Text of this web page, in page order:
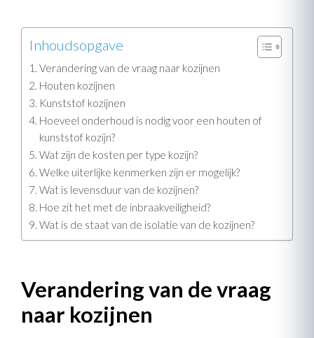
Inhoudsopgave
Verandering van de vraag naar kozijnen
Houten kozijnen
Kunststof kozijnen
Hoeveel onderhoud is nodig voor een houten of
kunststof kozijn?
Wat zijn de kosten per type kozijn?
Welke uiterlijke kenmerken zijn er mogelijk?
Wat is levensduur van de kozijnen?
Hoe zit het met de inbraakveiligheid?
Wat is de staat van de isolatie van de kozijnen?
Verandering van de vraag
naar kozijnen